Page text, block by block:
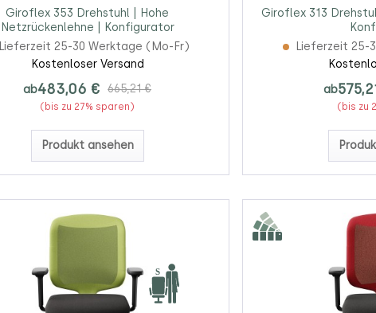
Giroflex 353 Drehstuhl | Hohe
Netzrückenlehne | Konfigurator
Lieferzeit 25-30 Werktage (Mo-Fr)
Kostenloser Versand
ab483,06 € 665,21 €
(bis zu 27% sparen)
Produkt ansehen
Giroflex 313
Lieferzeit 25-
ab
(bis zu